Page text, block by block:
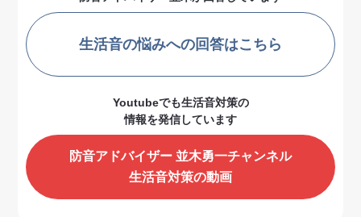
生活音の悩みへの回答はこちら
Youtubeでも生活音対策の
情報を発信しています
防音アドバイザー 並木勇一チャンネル
生活音対策の動画